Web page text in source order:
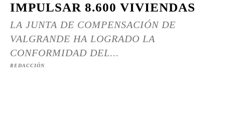
IMPULSAR 8.600 VIVIENDAS
LA JUNTA DE COMPENSACIÓN DE
VALGRANDE HA LOGRADO LA
CONFORMIDAD DEL...
REDACCIÓN